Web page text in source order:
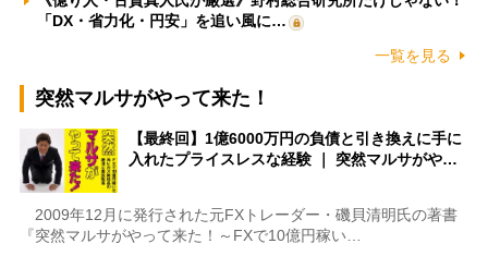
「DX・省力化・円安」を追い風に…
一覧を見る
突然マルサがやって来た！
【最終回】1億6000万円の負債と引き換えに手に
入れたプライスレスな経験 ｜ 突然マルサがや…
2009年12月に発行された元FXトレーダー・磯貝清明氏の著書
『突然マルサがやって来た！～FXで10億円稼い…